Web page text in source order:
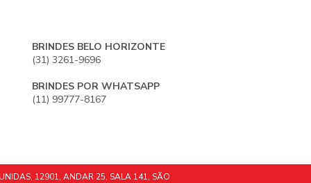
BRINDES BELO HORIZONTE
(31) 3261-9696
BRINDES POR WHATSAPP
(11) 99777-8167
12901, ANDAR 25, SALA 141, SÃO